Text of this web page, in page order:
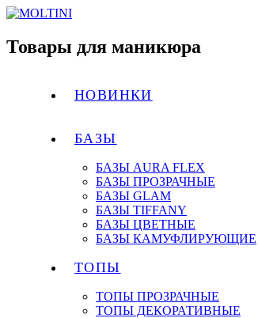
Товары для маникюра
НОВИНКИ
БАЗЫ
БАЗЫ AURA FLEX
БАЗЫ ПРОЗРАЧНЫЕ
БАЗЫ GLAM
БАЗЫ TIFFANY
БАЗЫ ЦВЕТНЫЕ
БАЗЫ КАМУФЛИРУЮЩИЕ
ТОПЫ
ТОПЫ ПРОЗРАЧНЫЕ
ТОПЫ ДЕКОРАТИВНЫЕ